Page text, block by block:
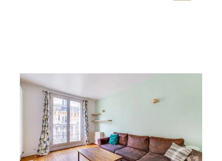
PARIS 75015
43,02 m2, 2 pièces
Ref : 17590
Appartement à vendre
410 000 €